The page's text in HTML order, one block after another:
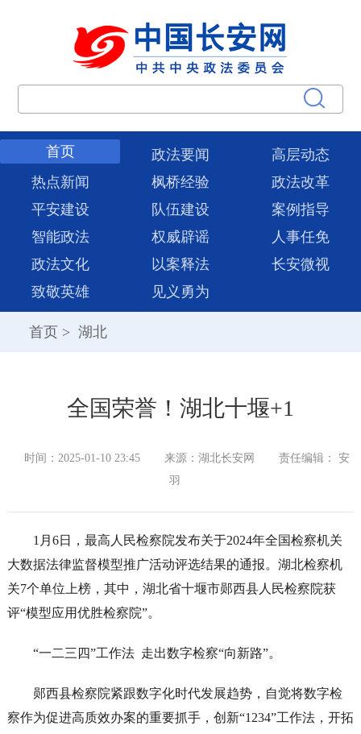
首页 政法要闻
高层动态
热点新闻
枫桥经验
政法改革
平安建设
队伍建设
案例指导
智能政法
权威辟谣
人事任免
政法文化
以案释法
长安微视
致敬英雄
见义勇为
首页 > 湖北
全国荣誉！湖北十堰+1
时间：2025-01-10 23:45 来源：湖北长安网
责任编辑： 安
羽
1月6日，最高人民检察院发布关于2024年全国检察机关
大数据法律监督模型推广活动评选结果的通报。湖北检察机
关7个单位上榜，其中，湖北省十堰市郧西县人民检察院获
评“模型应用优胜检察院”。
“一二三四”工作法 走出数字检察“向新路”。
郧西县检察院紧跟数字化时代发展趋势，自觉将数字检
察作为促进高质效办案的重要抓手，创新“1234”工作法，开拓